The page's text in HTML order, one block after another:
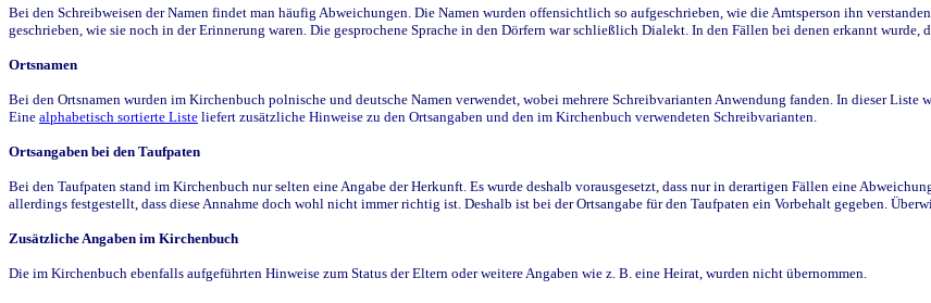
Bei den Schreibweisen der Namen findet man häufig Abweichungen. Die Namen wurden offensichtlich so aufgeschrieben, wie die Amtsperson ihn
geschrieben, wie sie noch in der Erinnerung waren. Die gesprochene Sprache in den Dörfern war schließlich Dialekt. In den Fällen bei denen erkannt
Ortsnamen
Bei den Ortsnamen wurden im Kirchenbuch polnische und deutsche Namen verwendet, wobei mehrere Schreibvarianten Anwendung fanden. In dieser Liste
Eine alphabetisch sortierte Liste liefert zusätzliche Hinweise zu den Ortsangaben und den im Kirchenbuch verwendeten Schreibvarianten.
Ortsangaben bei den Taufpaten
Bei den Taufpaten stand im Kirchenbuch nur selten eine Angabe der Herkunft. Es wurde deshalb vorausgesetzt, dass nur in derartigen Fällen eine
allerdings festgestellt, dass diese Annahme doch wohl nicht immer richtig ist. Deshalb ist bei der Ortsangabe für den Taufpaten ein Vorbehalt gegeben.
Zusätzliche Angaben im Kirchenbuch
Die im Kirchenbuch ebenfalls aufgeführten Hinweise zum Status der Eltern oder weitere Angaben wie z. B. eine Heirat, wurden nicht übernommen.